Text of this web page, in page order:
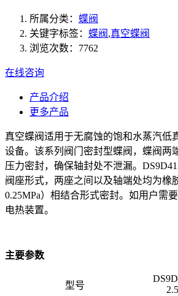
所属分类： 蝶阀
关键字标签： 蝶阀 ,真空蝶阀
浏览次数：7762
在线咨询
产品介绍
更多产品
真空蝶阀适用于无腐蚀的饱和水蒸汽低
设备。该系列阀门密封型蝶阀，蝶阀两
压力密封，确保轴封处不泄漏。
阀座形式，两座之间以及轴端处均为橡
0.25MPa）相结合形式密封。如用户需
电热装置。
主要参数
型号